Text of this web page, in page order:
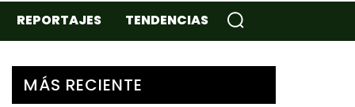
REPORTAJES TENDENCIAS
MÁS RECIENTE